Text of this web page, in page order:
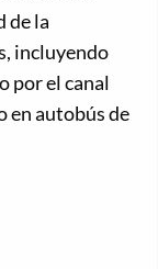
de la
incluyendo
por el canal
en autobús de